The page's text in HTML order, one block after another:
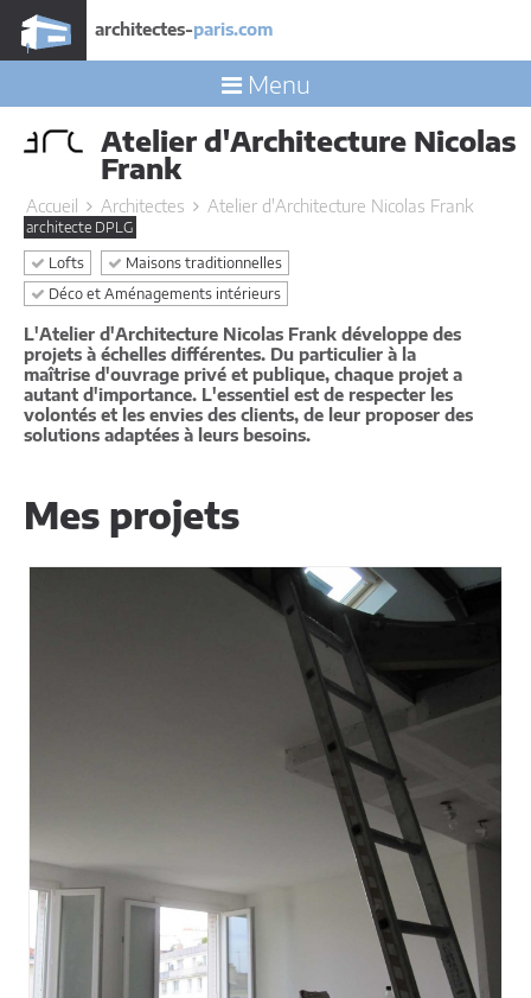
architectes-paris.com
Menu
Atelier d'Architecture Nicolas
Frank
Accueil Architectes Atelier d'Architecture Nicolas Frank
architecte DPLG
Lofts
Maisons traditionnelles
Déco et Aménagements intérieurs
L'Atelier d'Architecture Nicolas Frank développe des
projets à échelles différentes. Du particulier à la
maîtrise d'ouvrage privé et publique, chaque projet a
autant d'importance. L'essentiel est de respecter les
volontés et les envies des clients, de leur proposer des
solutions adaptées à leurs besoins.
Mes projets